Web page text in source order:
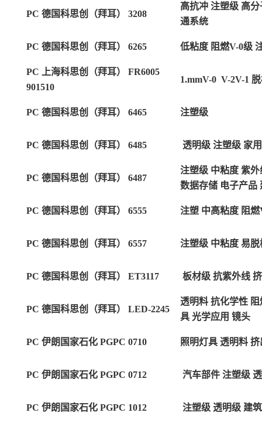
PC 德国科思创（拜耳） 3208
高抗冲 注塑级 高
通系统
PC 德国科思创（拜耳） 6265 低粘度 阻燃V-0级
PC 上海科思创（拜耳） FR6005
901510
1.mmV-0 V-2V-1
PC 德国科思创（拜耳） 6465 注塑级
PC 德国科思创（拜耳） 6485 透明级 注塑级 家
PC 德国科思创（拜耳） 6487
注塑级 中粘度 紫外
数据存储 电子产品
PC 德国科思创（拜耳） 6555 注塑 中高粘度 阻
PC 德国科思创（拜耳） 6557 注塑级 中粘度 易
PC 德国科思创（拜耳） ET3117 板材级 抗紫外线
PC 德国科思创（拜耳） LED-2245
透明料 抗化学性
具 光学应用 镜头
PC 伊朗国家石化 PGPC 0710 照明灯具 透明料
PC 伊朗国家石化 PGPC 0712 汽车部件 注塑级
PC 伊朗国家石化 PGPC 1012 注塑级 透明级 建